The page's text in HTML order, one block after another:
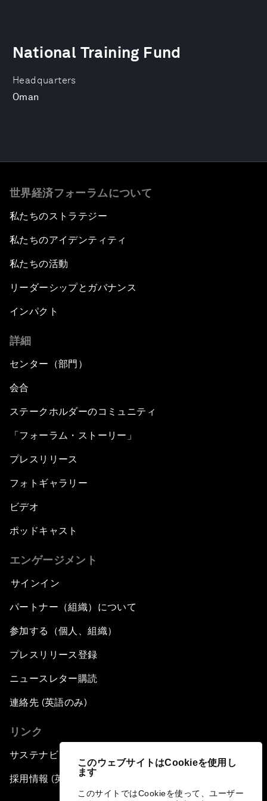
このウェブサイトはCookieを使用し
ます
このサイトではCookieを使って、ユーザー
Headquarters
Oman
National Training Fund
世界経済フォーラムについて
私たちのストラテジー
私たちのアイデンティティ
私たちの活動
リーダーシップとガバナンス
インパクト
詳細
センター（部門）
会合
ステークホルダーのコミュニティ
「フォーラム・ストーリー」
プレスリリース
フォトギャラリー
ビデオ
ポッドキャスト
エンゲージメント
サインイン
パートナー（組織）について
参加する（個人、組織）
プレスリリース登録
ニュースレター購読
連絡先 (英語のみ)
リンク
サステナビリティへの取り組み
採用情報 (英語のみ)